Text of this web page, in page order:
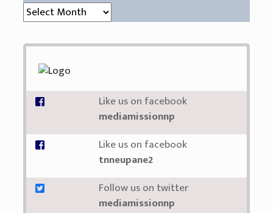
संग्रह (Archive)
Like us on facebook
mediamissionnp
Like us on facebook
tnneupane2
Follow us on twitter
mediamissionnp